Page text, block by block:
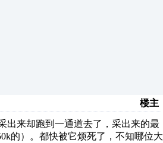
楼主
出来却跑到一通道去了，采出来的最
的）。都快被它烦死了，不知哪位大